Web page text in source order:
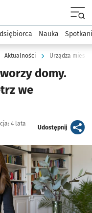
Strategia
Nauka
Aktualności Urządza
domy.
we
4 lata
Udostępnijartykuł